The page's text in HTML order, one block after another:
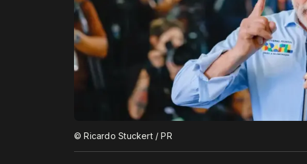
© Ricardo Stuckert / PR